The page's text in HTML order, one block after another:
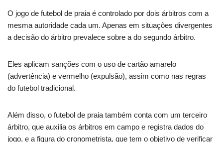
O jogo de futebol de praia é controlado por dois árbitros com a
mesma autoridade cada um. Apenas em situações divergentes
a decisão do árbitro prevalece sobre a do segundo árbitro.
Eles aplicam sanções com o uso de cartão amarelo
(advertência) e vermelho (expulsão), assim como nas regras
do futebol tradicional.
Além disso, o futebol de praia também conta com um terceiro
árbitro, que auxilia os árbitros em campo e registra dados do
jogo, e a figura do cronometrista, que tem o objetivo de verificar